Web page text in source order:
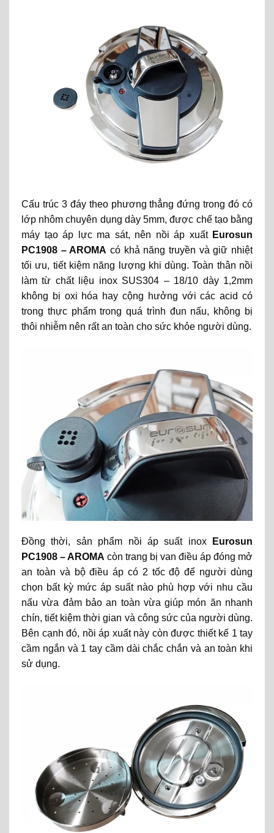
Cấu trúc 3 đáy theo phương thẳng đứng trong đó có
lớp nhôm chuyên dụng dày 5mm, được chế tạo bằng
máy tạo áp lực ma sát, nên nồi áp xuất Eurosun
PC1908 – AROMA có khả năng truyền và giữ nhiệt
tối ưu, tiết kiệm năng lượng khi dùng. Toàn thân nồi
làm từ chất liệu inox SUS304 – 18/10 dày 1,2mm
không bị oxi hóa hay cộng hưởng với các acid có
trong thực phẩm trong quá trình đun nấu, không bị
thôi nhiễm nên rất an toàn cho sức khỏe người dùng.
Đồng thời, sản phẩm nồi áp suất inoxEurosun
PC1908 – AROMA còn trang bị van điều áp đóng mở
an toàn và bộ điều áp có 2 tốc độ để người dùng
chọn bất kỳ mức áp suất nào phù hợp với nhu cầu
nấu vừa đảm bảo an toàn vừa giúp món ăn nhanh
chín, tiết kiệm thời gian và công sức của người dùng.
Bên cạnh đó, nồi áp xuất này còn được thiết kế 1 tay
cầm ngắn và 1 tay cầm dài chắc chắn và an toàn khi
sử dụng.